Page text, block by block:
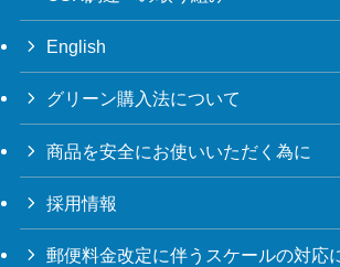
English
グリーン購入法について
商品を安全にお使いいただく為に
採用情報
郵便料金改定に伴うスケールの対応